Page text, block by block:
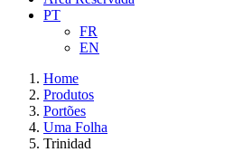
PT
FR
EN
Home
Produtos
Portões
Uma Folha
Trinidad